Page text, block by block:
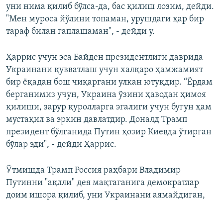
уни нима қилиб бўлса-да, бас қилиш лозим, дейди.
"Мен муроса йўлини топаман, урушдаги ҳар бир
тараф билан гаплашаман", - дейди у.
Ҳаррис учун эса Байден президентлиги даврида
Украинани қувватлаш учун халқаро ҳамжамият
бир ёқадан бош чиқаргани улкан ютуқдир. “Ёрдам
берганимиз учун, Украина ўзини ҳаводан ҳимоя
қилиши, зарур қуролларга эгалиги учун бугун ҳам
мустақил ва эркин давлатдир. Доналд Трамп
президент бўлганида Путин ҳозир Киевда ўтирган
бўлар эди", - дейди Ҳаррис.
Ўтмишда Трамп Россия раҳбари Владимир
Путинни "ақлли" дея мақтаганига демократлар
доим ишора қилиб, уни Украинани аямайдиган,